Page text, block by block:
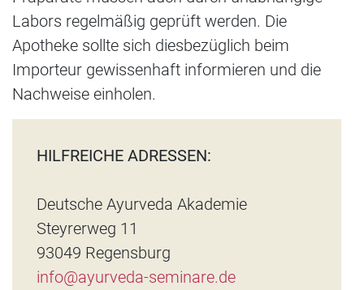
Labors regelmäßig geprüft werden. Die
Apotheke sollte sich diesbezüglich beim
Importeur gewissenhaft informieren und die
Nachweise einholen.
HILFREICHE ADRESSEN:
Deutsche Ayurveda Akademie
Steyrerweg 11
93049 Regensburg
info@ayurveda-seminare.de